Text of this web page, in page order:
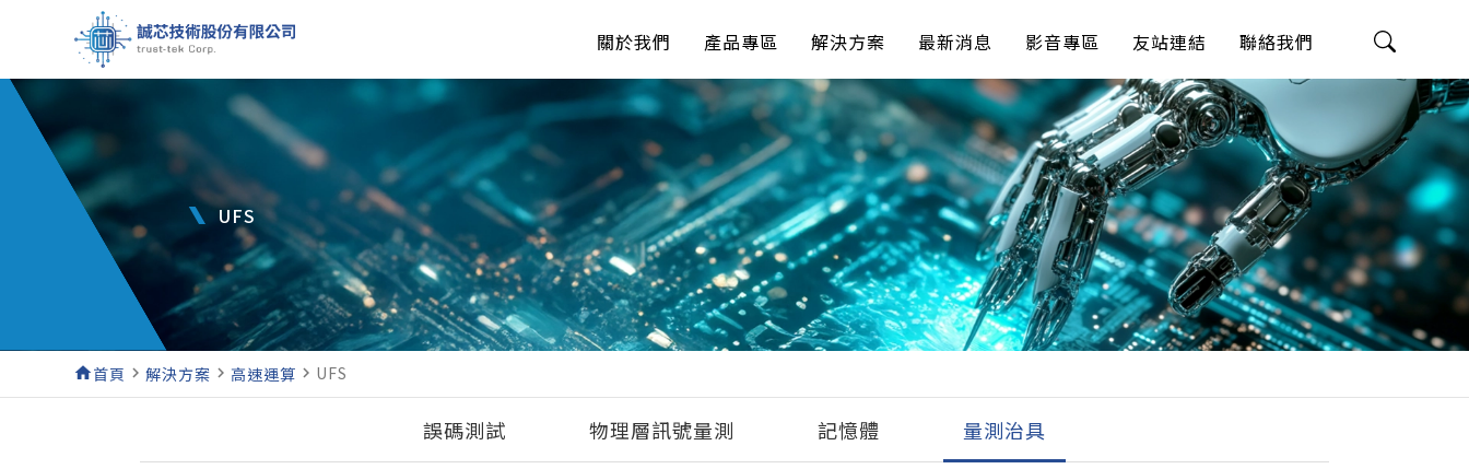
關於我們 產品專區 解決方案 最新消息 影音專區 友站連結 聯絡我們
UFS
home首頁 navigate_next解決方案 navigate_next 高速運算 navigate_next UFS
誤碼測試 物理層訊號量測 記憶體 量測治具